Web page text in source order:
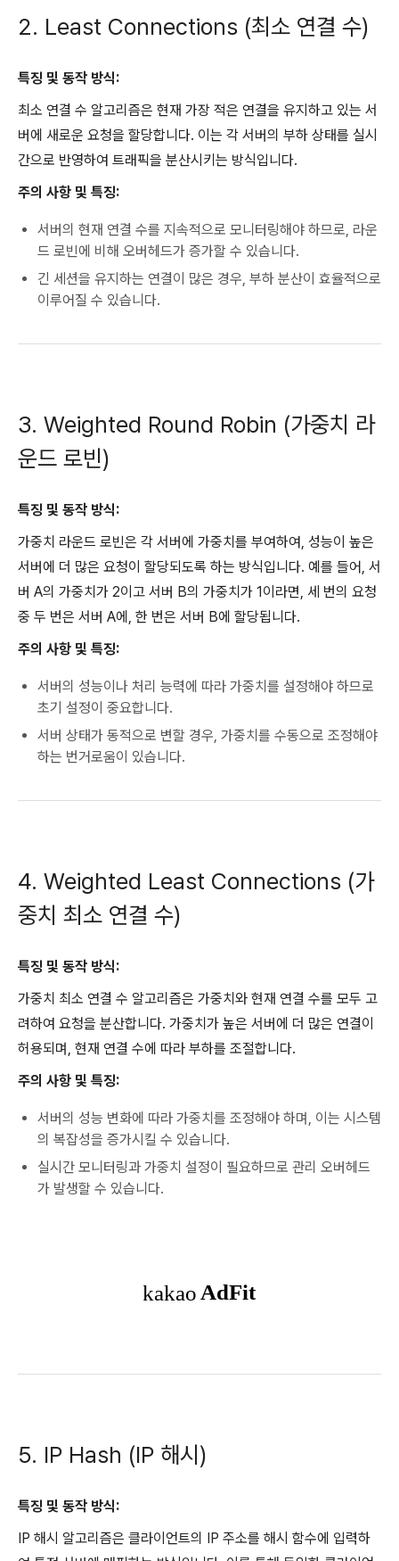
2. Least Connections (최소 연결 수)
특징 및 동작 방식:
최소 연결 수 알고리즘은 현재 가장 적은 연결을 유지하고 있는 서
버에 새로운 요청을 할당합니다. 이는 각 서버의 부하 상태를 실시
간으로 반영하여 트래픽을 분산시키는 방식입니다.
주의 사항 및 특징:
서버의 현재 연결 수를 지속적으로 모니터링해야 하므로, 라운
드 로빈에 비해 오버헤드가 증가할 수 있습니다.
긴 세션을 유지하는 연결이 많은 경우, 부하 분산이 효율적으로
이루어질 수 있습니다.
3. Weighted Round Robin (가중치 라
운드 로빈)
특징 및 동작 방식:
가중치 라운드 로빈은 각 서버에 가중치를 부여하여, 성능이 높은
서버에 더 많은 요청이 할당되도록 하는 방식입니다. 예를 들어, 서
버 A의 가중치가 2이고 서버 B의 가중치가 1이라면, 세 번의 요청
중 두 번은 서버 A에, 한 번은 서버 B에 할당됩니다.
주의 사항 및 특징:
서버의 성능이나 처리 능력에 따라 가중치를 설정해야 하므로
초기 설정이 중요합니다.
서버 상태가 동적으로 변할 경우, 가중치를 수동으로 조정해야
하는 번거로움이 있습니다.
4. Weighted Least Connections (가
중치 최소 연결 수)
특징 및 동작 방식:
가중치 최소 연결 수 알고리즘은 가중치와 현재 연결 수를 모두 고
려하여 요청을 분산합니다. 가중치가 높은 서버에 더 많은 연결이
허용되며, 현재 연결 수에 따라 부하를 조절합니다.
주의 사항 및 특징:
서버의 성능 변화에 따라 가중치를 조정해야 하며, 이는 시스템
의 복잡성을 증가시킬 수 있습니다.
실시간 모니터링과 가중치 설정이 필요하므로 관리 오버헤드
가 발생할 수 있습니다.
5. IP Hash (IP 해시)
특징 및 동작 방식:
IP 해시 알고리즘은 클라이언트의 IP 주소를 해시 함수에 입력하